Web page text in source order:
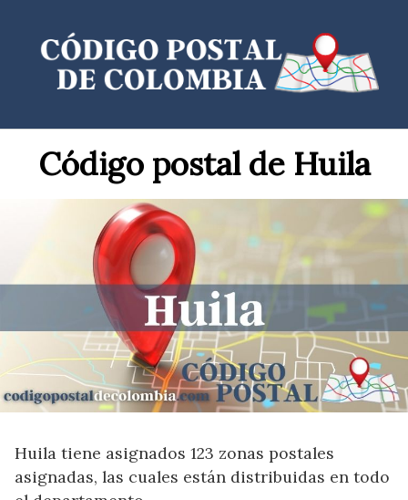
contenido
Código postal de Huila
Huila tiene asignados 123 zonas postales
asignadas, las cuales están distribuidas en todo